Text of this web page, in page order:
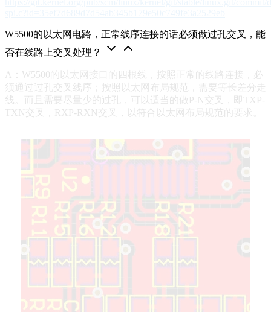
W5500的以太网电路，正常线序连接的话必须做过孔交叉，能
否在线路上交叉处理？
A：W5500的以太网接口的四根线，按照正常的线路连接，必
须通过过孔交叉线序；按照以太网布局规范，需要等长差分走
线。而且需要尽量少的过孔，可以适当的做P-N交叉，即TXP-
TXN交叉，RXP-RXN交叉，以符合以太网布局规范的要求。